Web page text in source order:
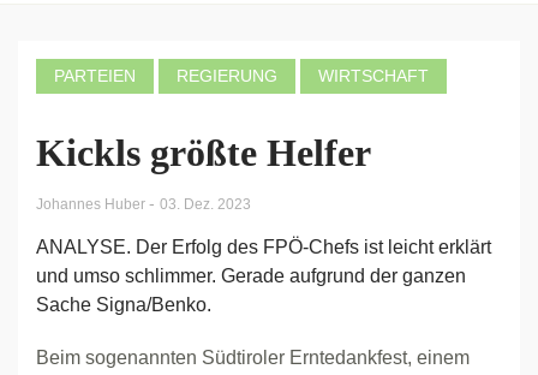
PARTEIEN REGIERUNG WIRTSCHAFT
Kickls größte Helfer
Johannes Huber - 03. Dez. 2023
ANALYSE. Der Erfolg des FPÖ-Chefs ist leicht erklärt
und umso schlimmer. Gerade aufgrund der ganzen
Sache Signa/Benko.
Beim sogenannten Südtiroler Erntedankfest, einem